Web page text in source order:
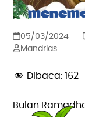
05/03/2024
Mandrias
Dibaca: 162
Bulan